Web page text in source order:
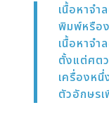
เนื้อหาจำ
พิมพ์หรือ
เนื้อหาจ
ตั้งแต่ศต
เครื่องห
ตัวอักษร